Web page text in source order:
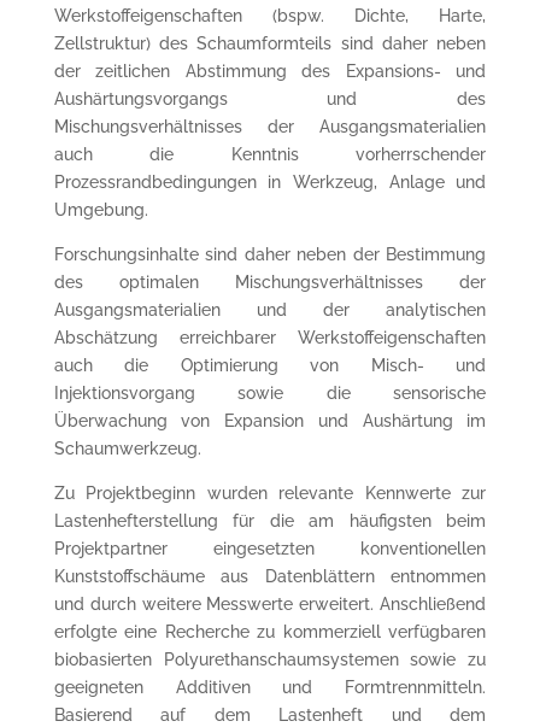
Werkstoffeigenschaften (bspw. Dichte, Harte,
Zellstruktur) des Schaumformteils sind daher neben
der zeitlichen Abstimmung des Expansions- und
Aushärtungsvorgangs und des
Mischungsverhältnisses der Ausgangsmaterialien
auch die Kenntnis vorherrschender
Prozessrandbedingungen in Werkzeug, Anlage und
Umgebung.
Forschungsinhalte sind daher neben der Bestimmung
des optimalen Mischungsverhältnisses der
Ausgangsmaterialien und der analytischen
Abschätzung erreichbarer Werkstoffeigenschaften
auch die Optimierung von Misch- und
Injektionsvorgang sowie die sensorische
Überwachung von Expansion und Aushärtung im
Schaumwerkzeug.
Zu Projektbeginn wurden relevante Kennwerte zur
Lastenhefterstellung für die am häufigsten beim
Projektpartner eingesetzten konventionellen
Kunststoffschäume aus Datenblättern entnommen
und durch weitere Messwerte erweitert. Anschließend
erfolgte eine Recherche zu kommerziell verfügbaren
biobasierten Polyurethanschaumsystemen sowie zu
geeigneten Additiven und Formtrennmitteln.
Basierend auf dem Lastenheft und dem